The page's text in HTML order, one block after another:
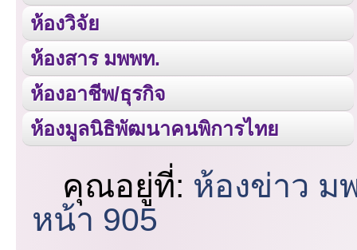
ห้องวิจัย
ห้องสาร มพพท.
ห้องอาชีพ/ธุรกิจ
ห้องมูลนิธิพัฒนาคนพิการไทย
คุณอยู่ที่: ห้องข่าว
หน้า 905